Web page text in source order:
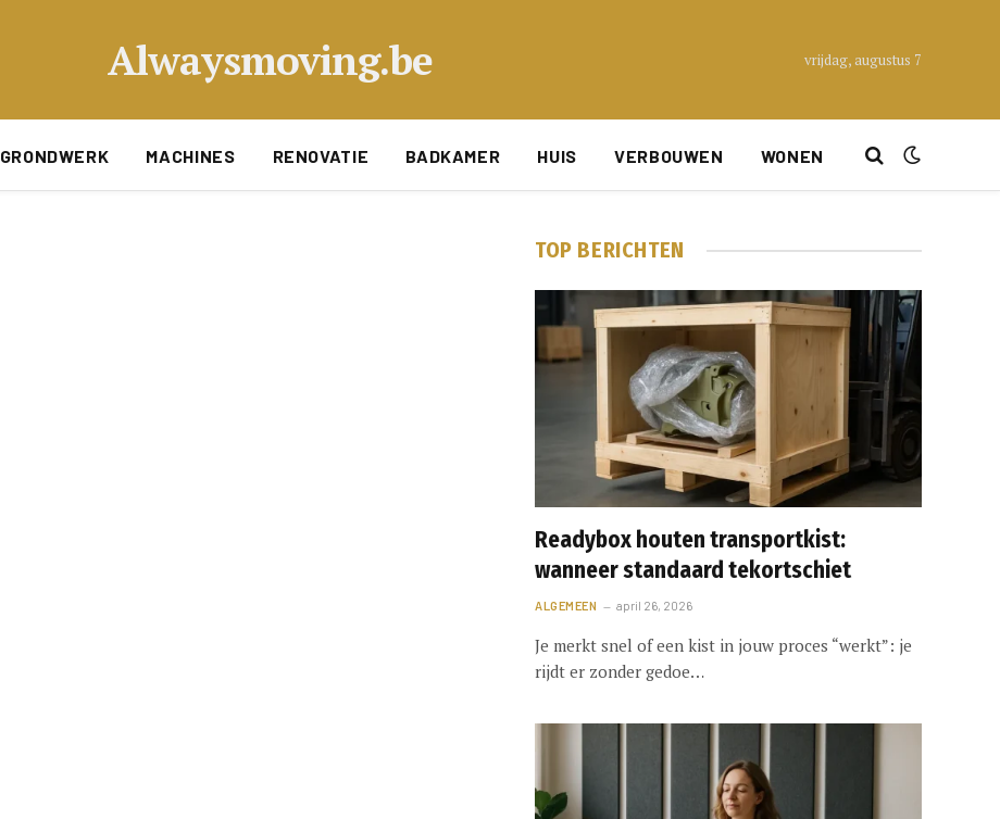
Alwaysmoving.be vrijdag, augustus 7
GRONDWERK MACHINES RENOVATIE BADKAMER HUIS VERBOUWEN WONEN
TOP BERICHTEN
Readybox houten transportkist:
wanneer standaard tekortschiet
ALGEMEEN april 26, 2026
Je merkt snel of een kist in jouw proces “werkt”: je
rijdt er zonder gedoe…